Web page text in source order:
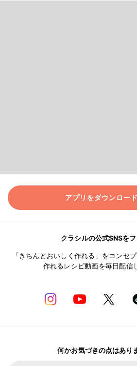
アプリをダウンロー
クラシルの公式SNSを
「きちんとおいしく作れる」をコンセ
作れるレシピ動画を毎日配信
何かお気づきの点はあり